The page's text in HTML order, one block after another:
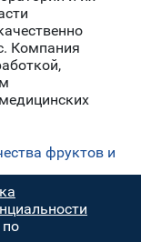
Компания
фруктов и